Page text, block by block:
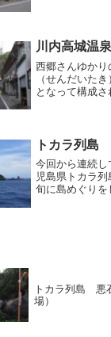
当に犬も歩け
川内高城温
西郷さんゆか
（せんだいた
となって構成さ
かのような錯覚
トカラ列
今回から連続
児島県トカラ
旬に島めぐりを
トカラ列島 悪
場）